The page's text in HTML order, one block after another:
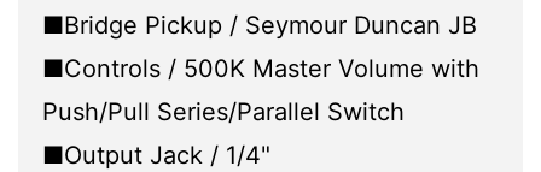
■Bridge Pickup / Seymour Duncan JB
■Controls / 500K Master Volume with
Push/Pull Series/Parallel Switch
■Output Jack / 1/4"